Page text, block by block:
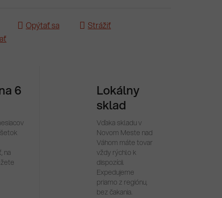
Opýtať sa
Strážiť
6
na
Lokálny
sklad
Vďaka skladu v
Novom Meste nad
Váhom máte tovar
vždy rýchlo k
dispozícii.
Expedujeme
priamo z regiónu,
bez čakania.